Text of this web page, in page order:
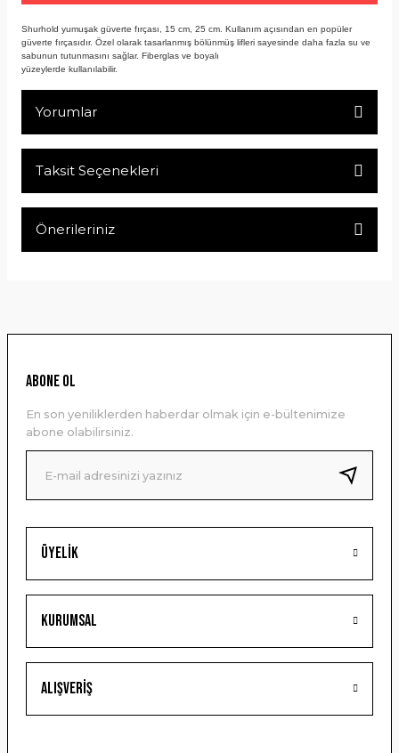
Shurhold yumuşak güverte fırçası, 15 cm, 25 cm. Kullanım açısından en popüler
güverte fırçasıdır. Özel olarak tasarlanmış bölünmüş lifleri sayesinde daha fazla su ve
sabunun tutunmasını sağlar. Fiberglas ve boyalı
yüzeylerde kullanılabilir.
Yorumlar
Taksit Seçenekleri
Önerileriniz
Ürün resmi kalitesiz, bozuk veya görüntülenemiyor.
Ürün bilgilerinde hatalar bulunuyor.
Ürün fiyatı diğer sitelerden daha pahalı.
Bu ürüne benzer farklı alternatifler olmalı.
Gönder
Üyelik
Kurumsal
Alışveriş
ABONE OL
En son yeniliklerden haberdar olmak için e-bültenimize
abone olabilirsiniz.